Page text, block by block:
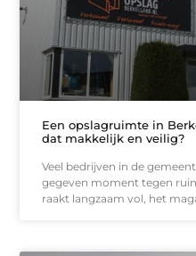
Een opslagruimte in
dat makkelijk en veilig?
Veel bedrijven in de
gegeven moment tegen
raakt langzaam vol, het